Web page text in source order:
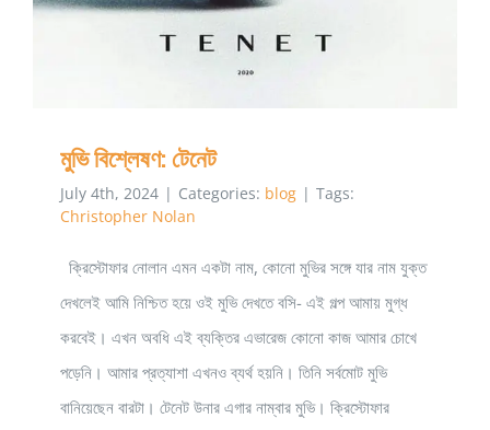
মুভি বিশ্লেষণ: টেনেট
July 4th, 2024 | Categories: blog | Tags:
Christopher Nolan
ক্রিস্টোফার নোলান এমন একটা নাম, কোনো মুভির সঙ্গে যার নাম যুক্ত
দেখলেই আমি নিশ্চিত হয়ে ওই মুভি দেখতে বসি- এই গল্প আমায় মুগ্ধ
করবেই। এখন অবধি এই ব্যক্তির এভারেজ কোনো কাজ আমার চোখে
পড়েনি। আমার প্রত্যাশা এখনও ব্যর্থ হয়নি। তিনি সর্বমোট মুভি
বানিয়েছেন বারটা। টেনেট উনার এগার নাম্বার মুভি। ক্রিস্টোফার